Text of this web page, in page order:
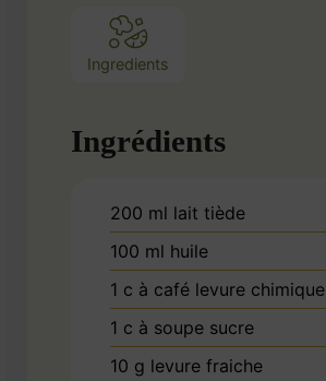
Ingredients
Ingrédients
200 ml lait tiède
100 ml huile
1 c à café levure chimique
1 c à soupe sucre
10 g levure fraiche